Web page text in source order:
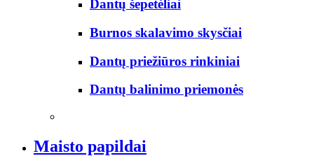
Dantų šepetėliai
Burnos skalavimo skysčiai
Dantų priežiūros rinkiniai
Dantų balinimo priemonės
Maisto papildai